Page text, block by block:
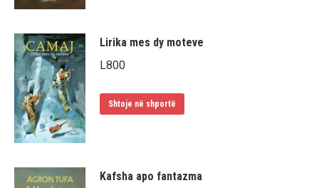
Lirika mes dy moteve
L800
Shtoje në shportë
Kafsha apo fantazma